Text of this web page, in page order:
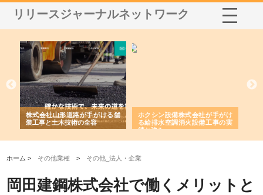
リリースジャーナルネットワーク
ホクシン設備株式会社が手がけ
る給排水空調消火設備工事の実
績と強み
株式会社東京シー・エム・シー
のGISインフラ管理システム導
入メリット
ホーム > その他業種 > その他_法人・企業
岡田建鋼株式会社で働くメリットと